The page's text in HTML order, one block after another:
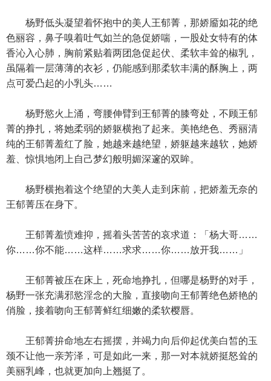
杨野低头凝望着怀抱中的美人王郁菁，那娇靥如花的绝
色丽容，鼻子嗅着吐气如兰的急促娇喘，一股处女特有的体
香沁入心肺，胸前紧贴着两团急促起伏、柔软丰耸的椒乳，
虽隔着一层薄薄的衣衫，仍能感到那柔软丰满的酥胸上，两
点可爱凸起的小乳头……
杨野慾火上涌，弯腰伸臂到王郁菁的膝弯处，不顾王郁
菁的挣扎，将她柔弱的娇躯横抱了起来。美艳绝色、秀丽清
纯的王郁菁羞红了脸，她越来越绝望，娇躯越来越软，她娇
羞、惊惧地闭上自己梦幻般明媚深邃的双眸。
杨野横抱着这个绝望的大美人走到床前，把娇羞无奈的
王郁菁压在身下。
王郁菁羞愤难抑，摇着头苦苦的哀求道：「杨大哥……
你……你不能……这样……求求……你……放开我……」
王郁菁被压在床上，死命地挣扎，但哪是杨野的对手，
杨野一张充满邪慾淫念的大脸，直接吻向王郁菁绝色娇艳的
俏脸，接着吻向王郁菁鲜红细嫩的柔软樱唇。
王郁菁拚命地左右摇摆，并竭力向后仰起优美白皙的玉
颈不让他一亲芳泽，可是如此一来，那一对本就娇挺怒耸的
美丽乳峰，也就更加向上翘挺了。